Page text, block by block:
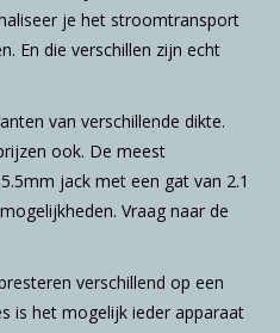
je het stroomtransport
En die verschillen zijn echt
van verschillende dikte.
ook. De meest
jack met een gat van 2.1
Vraag naar de
verschillend op een
is het mogelijk ieder apparaat